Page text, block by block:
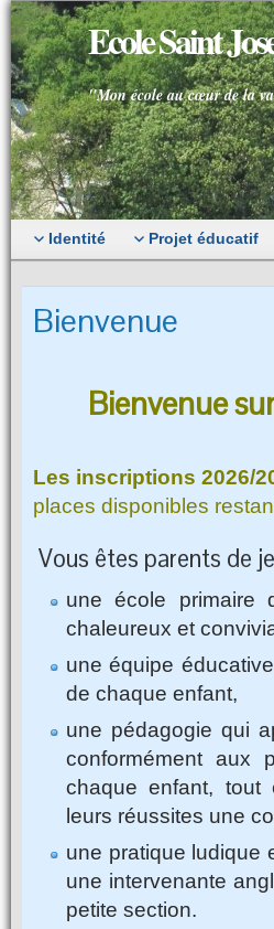
Ecole Saint
"Mon école au cœur de la
Identité Projet éducatif
Bienvenue
Bienvenue
Les inscriptions 2026/
places disponibles
Vous êtes parents de
une école primaire
chaleureux et
une équipe
de chaque enfant,
une pédagogie qui
conformément aux
chaque enfant, tout
leurs réussites une
une pratique ludique
une intervenante
petite section.